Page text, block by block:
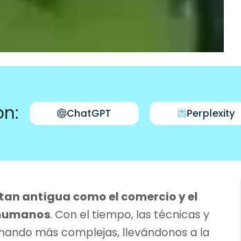
ChatGPT Perplexity
antigua como el comercio y el
. Con el tiempo, las técnicas y
más complejas, llevándonos a la